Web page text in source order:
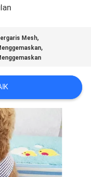
Mesh,
,